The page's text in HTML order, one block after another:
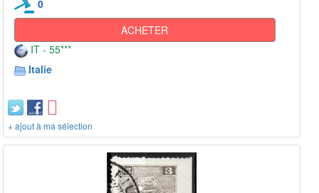
0
ACHETER
IT - 55***
Italie
+ ajout à ma sélection